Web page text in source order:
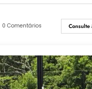
0 Comentários Consulte